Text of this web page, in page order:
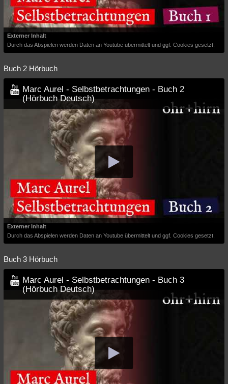
Externer Inhalt
Durch das Abspielen werden Daten an Youtube übermittelt und ggf. Cookies gesetzt.
Buch 2 Hörbuch
Marc Aurel - Selbstbetrachtungen - Buch 2
(Hörbuch Deutsch)
Externer Inhalt
Durch das Abspielen werden Daten an Youtube übermittelt und ggf. Cookies gesetzt.
Buch 3 Hörbuch
Marc Aurel - Selbstbetrachtungen - Buch 3
(Hörbuch Deutsch)